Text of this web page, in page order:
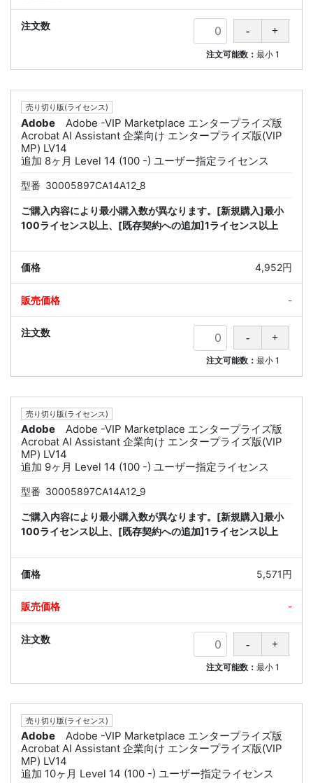
注文可能数：最小 1
売り切り版(ライセンス)
Adobe
Adobe -VIP Marketplace エンタープライズ版
Acrobat AI Assistant 企業向け エンタープライズ版(VIP
MP) LV14
追加 8ヶ月 Level 14 (100 -) ユーザー指定ライセンス
型番 30005897CA14A12_8
ご購入内容により最小購入数が異なります。[新規購入]最小
100ライセンス以上、[既存契約への追加]1ライセンス以上
4,952円
-
注文可能数：最小 1
売り切り版(ライセンス)
Adobe
Adobe -VIP Marketplace エンタープライズ版
Acrobat AI Assistant 企業向け エンタープライズ版(VIP
MP) LV14
追加 9ヶ月 Level 14 (100 -) ユーザー指定ライセンス
型番 30005897CA14A12_9
ご購入内容により最小購入数が異なります。[新規購入]最小
100ライセンス以上、[既存契約への追加]1ライセンス以上
5,571円
-
注文可能数：最小 1
売り切り版(ライセンス)
Adobe
Adobe -VIP Marketplace エンタープライズ版
Acrobat AI Assistant 企業向け エンタープライズ版(VIP
MP) LV14
追加 10ヶ月 Level 14 (100 -) ユーザー指定ライセンス